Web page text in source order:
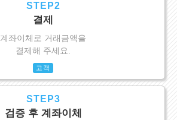
STEP2
결제
계좌이체로 거래금액을
결제해 주세요.
고객
STEP3
검증 후 계좌이체